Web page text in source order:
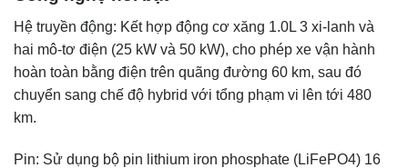
Hệ truyền động: Kết hợp động cơ xăng 1.0L 3 xi-lanh và
hai mô-tơ điện (25 kW và 50 kW), cho phép xe vận hành
hoàn toàn bằng điện trên quãng đường 60 km, sau đó
chuyển sang chế độ hybrid với tổng phạm vi lên tới 480
km.
Pin: Sử dụng bộ pin lithium iron phosphate (LiFePO4) 16